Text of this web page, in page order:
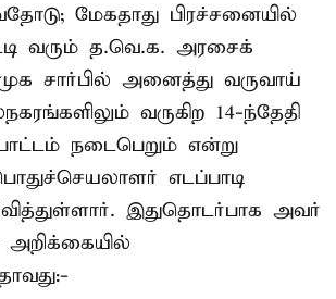
மேகதாது பிரச்சனையில்
வரும் த.வெ.க. அரசைக்
சார்பில் அனைத்து வருவாய்
வருகிற 14-ந்தேதி
நடைபெறும் என்று
எடப்பாடி
இதுதொடர்பாக அவர்
அறிக்கையில்